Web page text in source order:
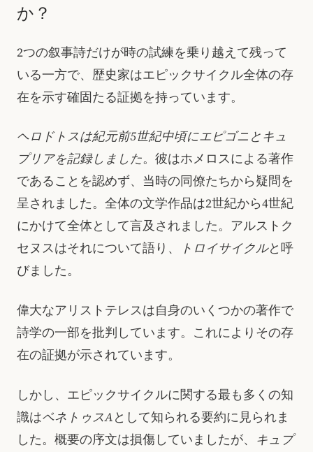
か？
2つの叙事詩だけが時の試練を乗り越えて残って
いる一方で、歴史家はエピックサイクル全体の存
在を示す確固たる証拠を持っています。
ヘロドトスは紀元前5世紀中頃にエピゴニとキュ
プリアを記録しました。彼はホメロスによる著作
であることを認めず、当時の同僚たちから疑問を
呈されました。全体の文学作品は2世紀から4世紀
にかけて全体として言及されました。アルストク
セヌスはそれについて語り、
トロイサイクルと呼
びました。
偉大なアリストテレスは自身のいくつかの著作で
詩学の一部を批判しています。これによりその存
在の証拠が示されています。
しかし、エピックサイクルに関する最も多くの知
識はベネトゥスAとして知られる要約に見られま
した。概要の序文は損傷していましたが、 キュプ